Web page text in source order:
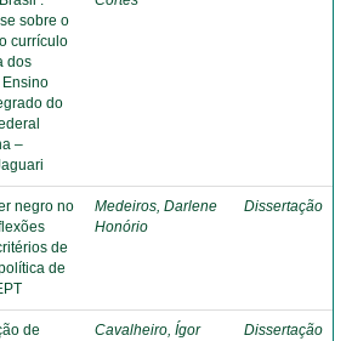
sobre o
currículo
dos
do
–
negro no
de
de
Medeiros, Darlene
Honório
Dissertação
de
Cavalheiro, Ígor
Dissertação